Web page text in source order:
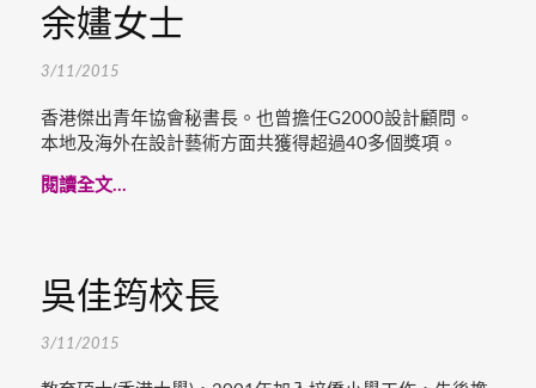
余嫿女士
3/11/2015
香港傑出青年協會秘書長。也曾擔任G2000設計顧問。
本地及海外在設計藝術方面共獲得超過40多個獎項。
閱讀全文...
吳佳筠校長
3/11/2015